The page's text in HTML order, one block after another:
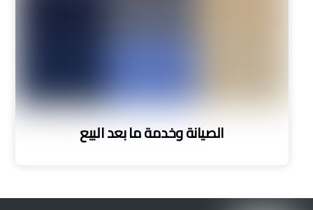
الصيانة وخدمة ما بعد البيع